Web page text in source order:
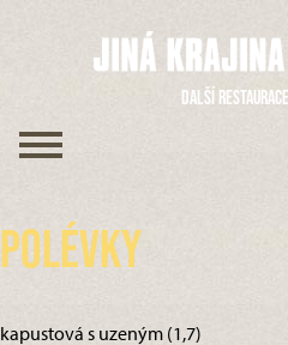
Další restaurace
Polévky
kapustová s uzeným (1,7)